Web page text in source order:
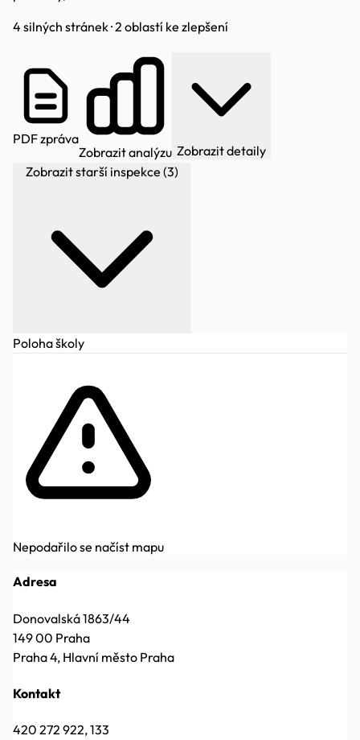
4 silných stránek · 2 oblastí ke zlepšení
PDF zpráva
Zobrazit analýzu Zobrazit detaily
Zobrazit starší inspekce (3)
Poloha školy
Nepodařilo se načíst mapu
Adresa
Donovalská 1863/44
149 00 Praha
Praha 4, Hlavní město Praha
Kontakt
420 272 922, 133